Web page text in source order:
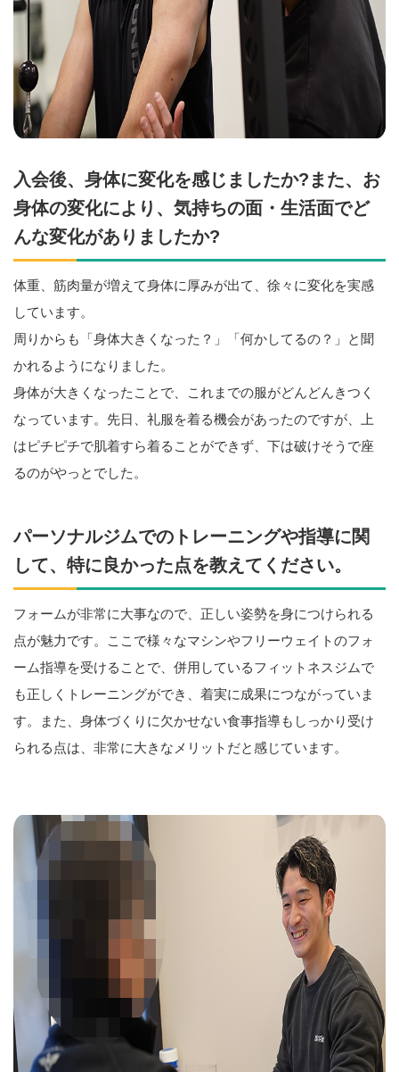
入会後、身体に変化を感じましたか?また、お
身体の変化により、気持ちの面・生活面でど
んな変化がありましたか?
体重、筋肉量が増えて身体に厚みが出て、徐々に変化を実感
しています。
周りからも「身体大きくなった？」「何かしてるの？」と聞
かれるようになりました。
身体が大きくなったことで、これまでの服がどんどんきつく
なっています。先日、礼服を着る機会があったのですが、上
はピチピチで肌着すら着ることができず、下は破けそうで座
るのがやっとでした。
パーソナルジムでのトレーニングや指導に関
して、特に良かった点を教えてください。
フォームが非常に大事なので、正しい姿勢を身につけられる
点が魅力です。ここで様々なマシンやフリーウェイトのフォ
ーム指導を受けることで、併用しているフィットネスジムで
も正しくトレーニングができ、着実に成果につながっていま
す。また、身体づくりに欠かせない食事指導もしっかり受け
られる点は、非常に大きなメリットだと感じています。